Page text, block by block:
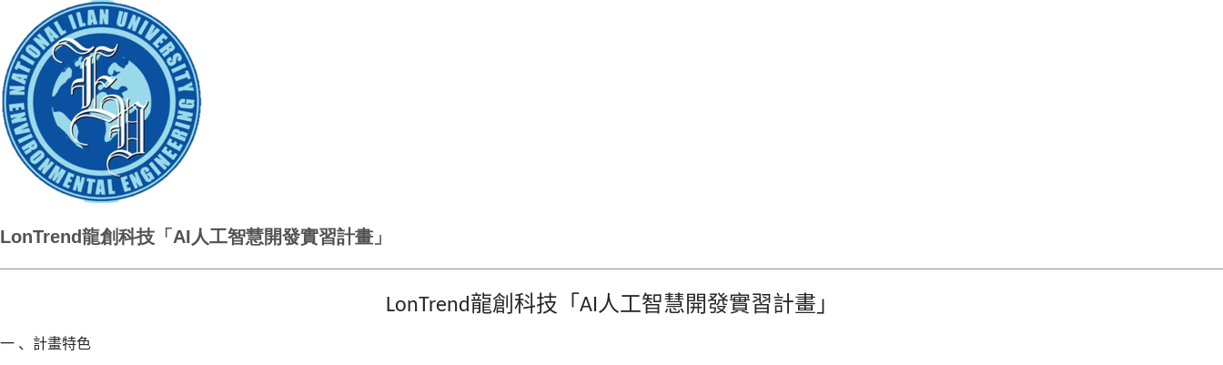
LonTrend龍創科技「AI人工智慧開發實習計畫」
LonTrend龍創科技「 AI 人工智慧開發實習計畫」
一 、計畫特色